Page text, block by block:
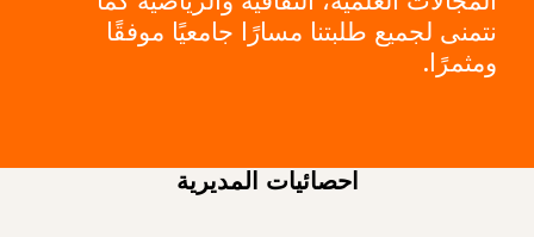
نتمنى لجميع طلبتنا مسارًا جامعيًا موفقًا
ومثمرًا.
احصائيات المديرية